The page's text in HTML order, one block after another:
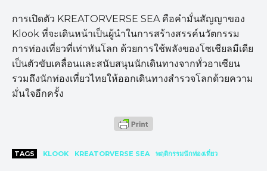
การเปิดตัว KREATORVERSE SEA คือคำมั่นสัญญาของ
Klook ที่จะเดินหน้าเป็นผู้นำในการสร้างสรรค์นวัตกรรม
การท่องเที่ยวที่เท่าทันโลก ด้วยการใช้พลังของโซเชียลมีเดีย
เป็นตัวขับเคลื่อนและสนับสนุนนักเดินทางจากทั่วอาเซียน
รวมถึงนักท่องเที่ยวไทยให้ออกเดินทางสำรวจโลกด้วยความ
มั่นใจอีกครั้ง
TAGS KLOOK KREATORVERSE SEA พฤติกรรมนักท่องเที่ยว